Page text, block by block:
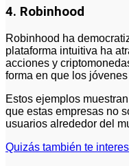
4. Robinhood
Robinhood ha
plataforma intuitiva ha
acciones y
forma en que los
Estos ejemplos
que estas empresas no
usuarios alrededor del
Quizás también te